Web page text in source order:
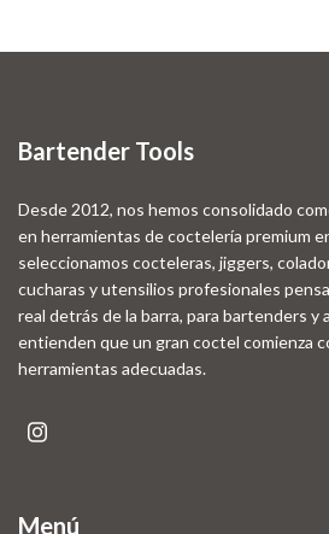
Bartender Tools
Desde 2012, nos hemos consolidado
en herramientas de coctelería premium
seleccionamos cocteleras, jiggers,
cucharas y utensilios profesionales
real detrás de la barra, para bartenders y
entienden que un gran coctel comienza
herramientas adecuadas.
Menú